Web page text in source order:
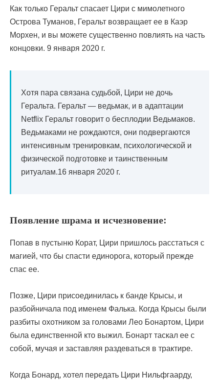
Как только Геральт спасает Цири с мимолетного
Острова Туманов, Геральт возвращает ее в Каэр
Морхен, и вы можете существенно повлиять на часть
концовки. 9 января 2020 г.
Хотя пара связана судьбой, Цири не дочь
Геральта. Геральт — ведьмак, и в адаптации
Netflix Геральт говорит о бесплодии Ведьмаков.
Ведьмаками не рождаются, они подвергаются
интенсивным тренировкам, психологической и
физической подготовке и таинственным
ритуалам.16 января 2020 г.
Появление шрама и исчезновение:
Попав в пустыню Корат, Цири пришлось расстаться с
магией, что бы спасти единорога, который прежде
спас ее.
Позже, Цири присоединилась к банде Крысы, и
разбойничала под именем Фалька. Когда Крысы были
разбиты охотником за головами Лео Бонартом, Цири
была единственной кто выжил. Бонарт таскал ее с
собой, мучая и заставляя раздеваться в трактире.
Когда Бонард, хотел передать Цири Нильфгаарду,